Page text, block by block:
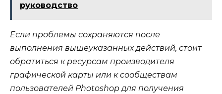
руководство
Если проблемы сохраняются после
выполнения вышеуказанных действий, стоит
обратиться к ресурсам производителя
графической карты или к сообществам
пользователей Photoshop для получения